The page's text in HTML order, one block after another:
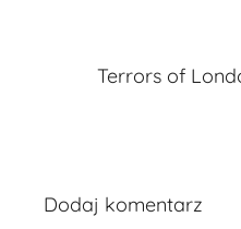
Terrors of
Dodaj komentarz